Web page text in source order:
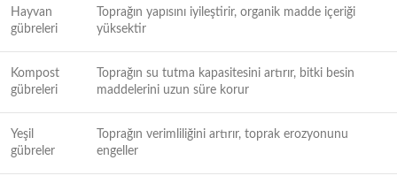
Hayvan
gübreleri
Toprağın yapısını iyileştirir, organik madde içeriği
yüksektir
Kompost
gübreleri
Toprağın su tutma kapasitesini artırır, bitki besin
maddelerini uzun süre korur
Yeşil
gübreler
Toprağın verimliliğini artırır, toprak erozyonunu
engeller